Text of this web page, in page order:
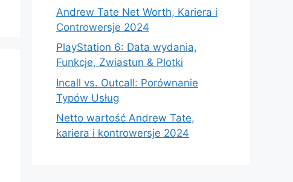
Andrew Tate Net Worth, Kariera i
Controwersje 2024
PlayStation 6: Data wydania,
Funkcje, Zwiastun & Plotki
Incall vs. Outcall: Porównanie
Typów Usług
Netto wartość Andrew Tate,
kariera i kontrowersje 2024